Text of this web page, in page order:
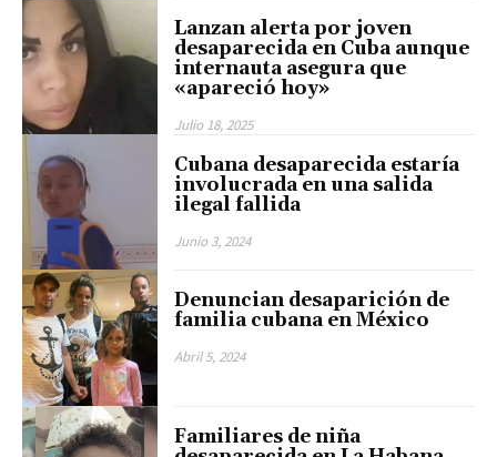
Lanzan alerta por joven
desaparecida en Cuba aunque
internauta asegura que
«apareció hoy»
Julio 18, 2025
Cubana desaparecida estaría
involucrada en una salida
ilegal fallida
Junio 3, 2024
Denuncian desaparición de
familia cubana en México
Abril 5, 2024
Familiares de niña